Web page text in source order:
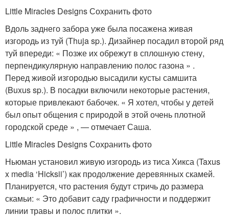
Little Miracles Designs Сохранить фото
Вдоль заднего забора уже была посажена живая
изгородь из туй (Thuja sp.). Дизайнер посадил второй ряд
туй впереди: « Позже их обрежут в сплошную стену,
перпендикулярную направлению полос газона » .
Перед живой изгородью высадили кусты самшита
(Buxus sp.). В посадки включили некоторые растения,
которые привлекают бабочек. « Я хотел, чтобы у детей
был опыт общения с природой в этой очень плотной
городской среде » , — отмечает Саша.
Little Miracles Designs Сохранить фото
Ньюман установил живую изгородь из тиса Хикса (Taxus
x media ‘Hicksii’) как продолжение деревянных скамей.
Планируется, что растения будут стричь до размера
скамьи: « Это добавит саду графичности и поддержит
линии травы и полос плитки ».